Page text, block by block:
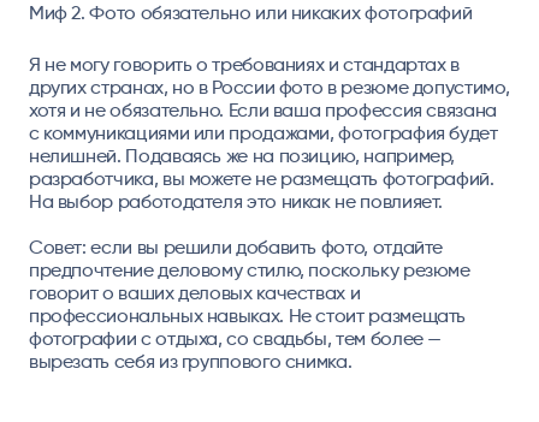
Миф 2. Фото обязательно или никаких фотографий
Я не могу говорить о требованиях и стандартах в
других странах, но в России фото в резюме допустимо,
хотя и не обязательно. Если ваша профессия связана
с коммуникациями или продажами, фотография будет
нелишней. Подаваясь же на позицию, например,
разработчика, вы можете не размещать фотографий.
На выбор работодателя это никак не повлияет.
Совет: если вы решили добавить фото, отдайте
предпочтение деловому стилю, поскольку резюме
говорит о ваших деловых качествах и
профессиональных навыках. Не стоит размещать
фотографии с отдыха, со свадьбы, тем более —
вырезать себя из группового снимка.